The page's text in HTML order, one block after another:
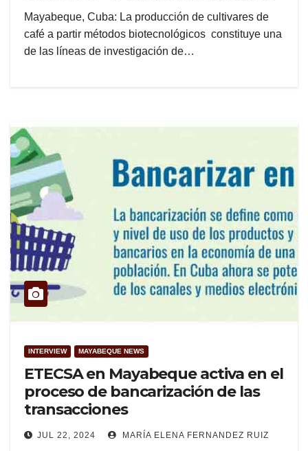
Mayabeque, Cuba: La producción de cultivares de
café a partir métodos biotecnológicos constituye una
de las líneas de investigación de…
INTERVIEW MAYABEQUE NEWS
ETECSA en Mayabeque activa en el
proceso de bancarización de las
transacciones
JUL 22, 2024 MARÍA ELENA FERNANDEZ RUIZ